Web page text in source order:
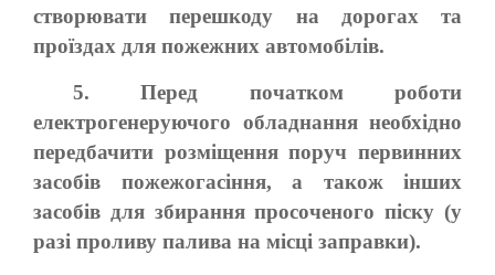
створювати перешкоду на дорогах та
проїздах для пожежних автомобілів.
5. Перед початком роботи
електрогенеруючого обладнання необхідно
передбачити розміщення поруч первинних
засобів пожежогасіння, а також інших
засобів для збирання просоченого піску (у
разі проливу палива на місці заправки).